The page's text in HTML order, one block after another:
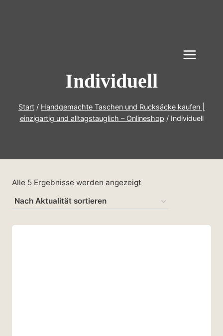
Individuell
Start / Handgemachte Taschen und Rucksäcke kaufen |
einzigartig und alltagstauglich – Onlineshop / Individuell
Alle 5 Ergebnisse werden angezeigt
sortiert